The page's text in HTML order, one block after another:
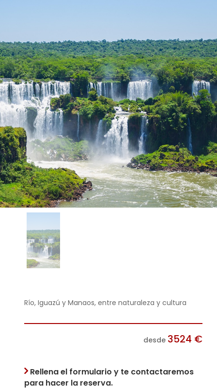
Río, Iguazú y Manaos, entre naturaleza y cultura
desde 3524 €
Rellena el formulario y te contactaremos
para hacer la reserva.